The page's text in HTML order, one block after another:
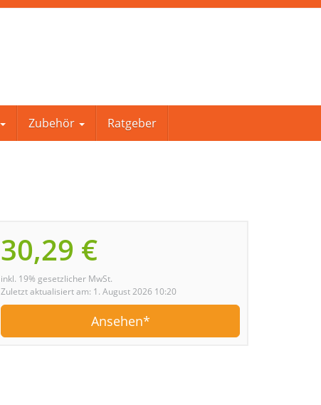
Zubehör Ratgeber
30,29 €
inkl. 19% gesetzlicher MwSt.
Zuletzt aktualisiert am: 1. August 2026 10:20
Ansehen